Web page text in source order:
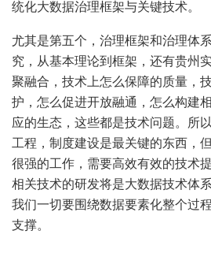
统化大数据治理框架与关键技术。
尤其是第五个，治理框架和治理体
究，从基本理论到框架，还有贵州
聚融合，技术上怎么保障的质量，
护，怎么促进开放融通，怎么构建
应的生态，这些都是技术问题。所
工程，制度建设是最关键的东西，
很强的工作，需要高效有效的技术
相关技术的研发将是大数据技术体
我们一切要围绕数据要素化整个过
支撑。